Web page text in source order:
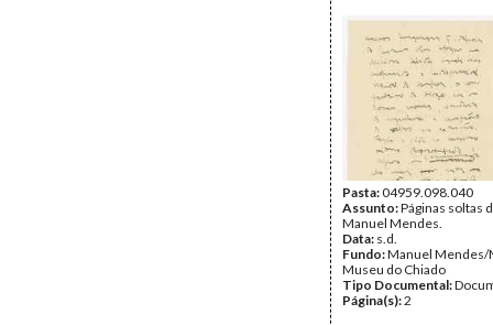
Pasta:04959.098.040
Assunto:Páginas soltas
Manuel Mendes.
Data: s.d.
Fundo:Manuel Mendes/
Museu do Chiado
Tipo Documental:
Página(s):2